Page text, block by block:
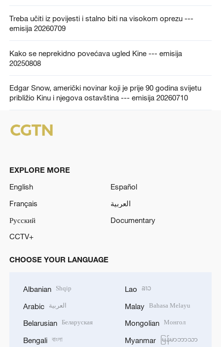
Treba učiti iz povijesti i stalno biti na visokom oprezu ---
emisija 20260709
Kako se neprekidno povećava ugled Kine --- emisija
20250808
Edgar Snow, američki novinar koji je prije 90 godina svijetu
približio Kinu i njegova ostavština --- emisija 20260710
EXPLORE MORE
English
Español
Français
العربية
Русский
Documentary
CCTV+
CHOOSE YOUR LANGUAGE
Albanian Shqip
Arabic العربية
Belarusian Беларуская
Bengali বাংলা
Lao ລາວ
Malay Bahasa Melayu
Mongolian Монгол
Myanmar မြန်မာဘာသာ